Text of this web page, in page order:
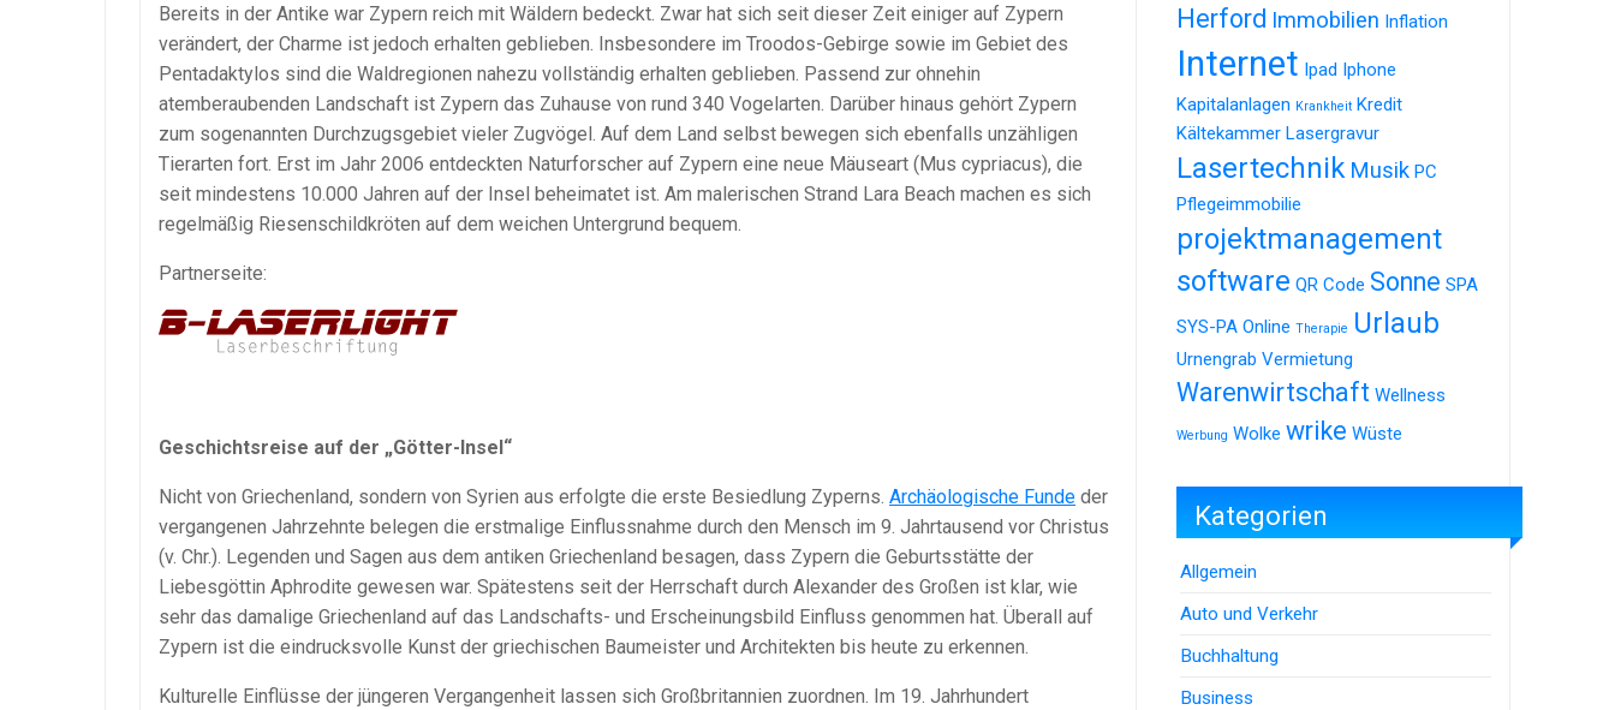
Bereits in der Antike war Zypern reich mit Wäldern bedeckt. Zwar hat sich seit dieser Zeit einiger auf Zypern
verändert, der Charme ist jedoch erhalten geblieben. Insbesondere im Troodos-Gebirge sowie im Gebiet des
Pentadaktylos sind die Waldregionen nahezu vollständig erhalten geblieben. Passend zur ohnehin
atemberaubenden Landschaft ist Zypern das Zuhause von rund 340 Vogelarten. Darüber hinaus gehört Zypern
zum sogenannten Durchzugsgebiet vieler Zugvögel. Auf dem Land selbst bewegen sich ebenfalls unzähligen
Tierarten fort. Erst im Jahr 2006 entdeckten Naturforscher auf Zypern eine neue Mäuseart (Mus cypriacus), die
seit mindestens 10.000 Jahren auf der Insel beheimatet ist. Am malerischen Strand Lara Beach machen es sich
regelmäßig Riesenschildkröten auf dem weichen Untergrund bequem.
Partnerseite:
Geschichtsreise auf der „Götter-Insel“
Nicht von Griechenland, sondern von Syrien aus erfolgte die erste Besiedlung Zyperns. Archäologische Funde der
vergangenen Jahrzehnte belegen die erstmalige Einflussnahme durch den Mensch im 9. Jahrtausend vor Christus
(v. Chr.). Legenden und Sagen aus dem antiken Griechenland besagen, dass Zypern die Geburtsstätte der
Liebesgöttin Aphrodite gewesen war. Spätestens seit der Herrschaft durch Alexander des Großen ist klar, wie
sehr das damalige Griechenland auf das Landschafts- und Erscheinungsbild Einfluss genommen hat. Überall auf
Zypern ist die eindrucksvolle Kunst der griechischen Baumeister und Architekten bis heute zu erkennen.
Kulturelle Einflüsse der jüngeren Vergangenheit lassen sich Großbritannien zuordnen. Im 19. Jahrhundert
Herford Immobilien Inflation
Internet Ipad Iphone
Kapitalanlagen Krankheit Kredit
Kältekammer Lasergravur
Lasertechnik Musik PC
Pflegeimmobilie
projektmanagement
software QR Code Sonne SPA
SYS-PA Online Therapie Urlaub
Urnengrab Vermietung
Warenwirtschaft Wellness
Werbung Wolke wrike Wüste
Kategorien
Allgemein
Auto und Verkehr
Buchhaltung
Business